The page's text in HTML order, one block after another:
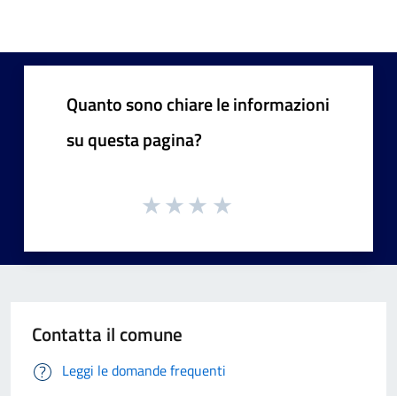
Quanto sono chiare le informazioni
su questa pagina?
Contatta il comune
Leggi le domande frequenti